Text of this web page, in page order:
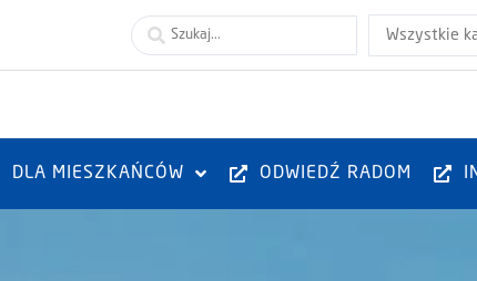
Wszystkie
DLA MIESZKAŃCÓW ODWIEDŹ RADOM